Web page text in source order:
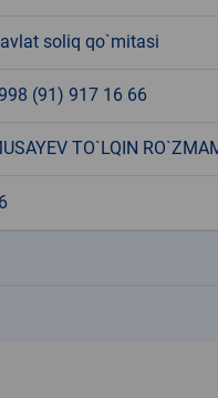
soliq qo`mitasi
(91) 917 16 66
TO`LQIN